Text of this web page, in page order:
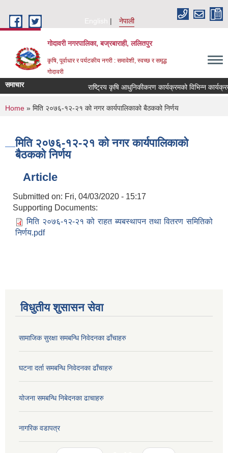
English
नेपाली
गोदावरी नगरपालिका, बज्रबाराही, ललितपुर
कृषि, पूर्वाधार र पर्यटकीय नगरी : समावेशी, स्वच्छ र समृद्ध
गोदावरी
समाचार
You are here
Home » मिति २०७६-१२-२१ को नगर कार्यपालिकाको बैठकको निर्णय
मिति २०७६-१२-२१ को नगर कार्यपालिकाको
बैठकको निर्णय
Article
Submitted on: Fri, 04/03/2020 - 15:17
Supporting Documents:
मिति २०७६-१२-२१ को राहत ब्यबस्थापन तथा वितरण समितिको
निर्णय.pdf
विधुतीय शुसासन सेवा
सामाजिक सुरक्षा समबन्धि निवेदनका ढाँचाहरु
घटना दर्ता समबन्धि निवेदनका ढाँचाहरु
योजना समबन्धि निबेदनका ढाचाहरु
नागरिक वडापत्र